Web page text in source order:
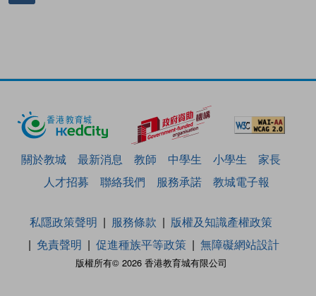
關於教城 最新消息 教師 中學生 小學生
家長
人才招募
聯絡我們 服務承諾 教城電子報
版權所有© 2026 香港教育城有限公司
私隱政策聲明 服務條款
版權及知識產權政策
免責聲明
促進種族平等政策 無障礙網站設計